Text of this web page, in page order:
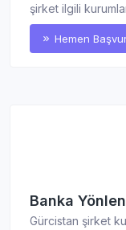
şirket ilgili
Hemen
Banka
Gürcistan şirket